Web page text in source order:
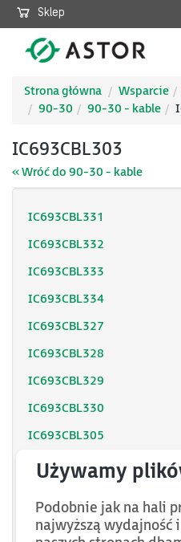
Sklep
Strona główna
Wsparcie
90-30
90-30 - kable
IC693CBL303
« Wróć do 90-30 - kable
IC693CBL331
IC693CBL332
IC693CBL333
IC693CBL334
IC693CBL327
IC693CBL328
IC693CBL329
IC693CBL330
IC693CBL305
IC693CBL311
IC693CBL313
Podobnie jak na hali
najwyższą wydajność